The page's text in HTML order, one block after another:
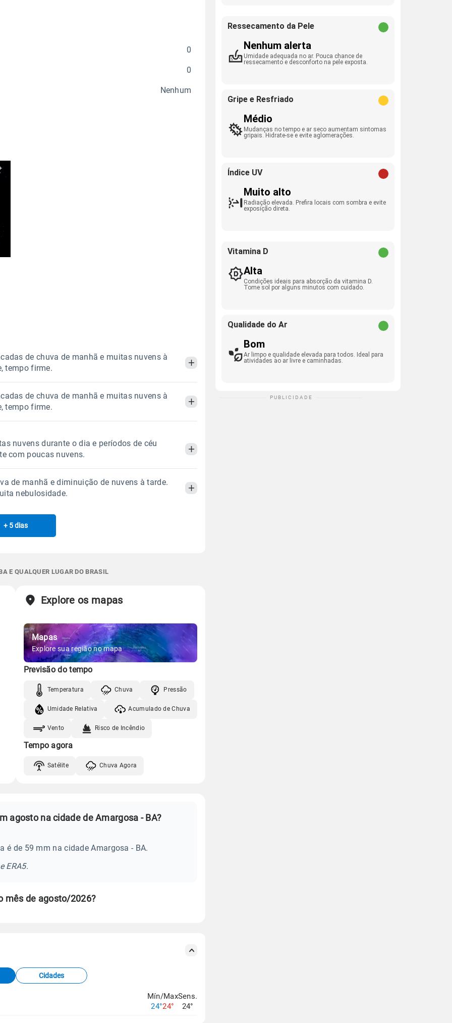
0
0
Nenhum
de chuva de manhã e muitas nuvens à
tempo firme.
Manhã Tarde
0.2mm
76% de chance
05:56h às 17:32h
Minguante
de chuva de manhã e muitas nuvens à
tempo firme.
Tarde Noite
Chuva
0.3mm
73% de chance
Umidade do ar
05:55h às 17:32h
nuvens durante o dia e períodos de céu
com poucas nuvens.
Manhã Tarde Noite
Chuva
Vento Umidade
de manhã e diminuição de nuvens à tarde.
nebulosidade.
ManhãTarde
1.1mm
Sol
Lua
Gráfico
+ 5 dias
E QUALQUER LUGAR DO BRASIL
Explore os mapas
Mapas
Explore sua região no mapa
Previsão do tempo
Temperatura Chuva Pressão
Umidade Relativa Acumulado de Chuva
Vento Risco de Incêndio
Tempo agora
Satélite Chuva Agora
agosto na cidade de Amargosa - BA?
é de 59 mm na cidade Amargosa - BA.
ERA5.
mês de agosto/2026?
Cidades
Mín/Max
24°24°
Sens.
24°
Ressecamento da Pele
Nenhum alerta
Umidade adequada no ar. Pouca chance de
ressecamento e desconforto na pele exposta.
Gripe e Resfriado
Médio
Mudanças no tempo e ar seco aumentam sintomas
gripais. Hidrate-se e evite aglomerações.
Índice UV
Muito alto
Radiação elevada. Prefira locais com sombra e evite
exposição direta.
Vitamina D
Alta
Condições ideais para absorção da vitamina D.
Tome sol por alguns minutos com cuidado.
Qualidade do Ar
Bom
Ar limpo e qualidade elevada para todos. Ideal para
atividades ao ar livre e caminhadas.